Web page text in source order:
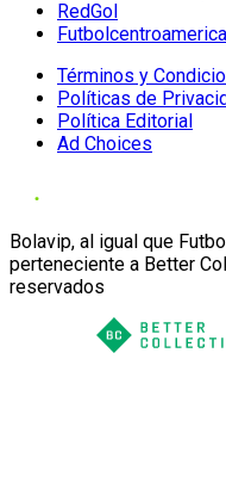
RedGol
Futbolcentroamerica
Términos y
Políticas de
Política Editorial
Ad Choices
Bolavip, al igual que
perteneciente a Better
reservados